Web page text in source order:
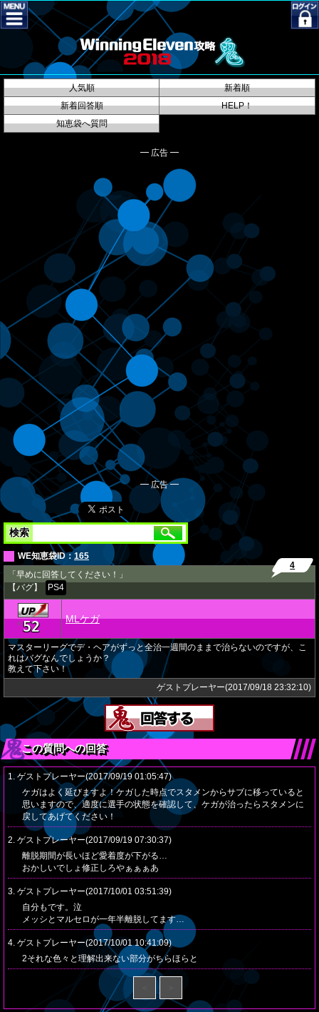
人気順
新着順
新着回答順
HELP！
知恵袋へ質問
━ 広告 ━
━ 広告 ━
検索
WE知恵袋ID： 165
「早めに回答してください！」
【バグ】
PS4
4
★52 MLケガ
マスターリーグでデ・ヘアがずっと全治一週間のままで治らないのですが、こ
れはバグなんでしょうか？
教えて下さい！
ゲストプレーヤー(2017/09/18 23:32:10)
この質問への回答
1. ゲストプレーヤー(2017/09/19 01:05:47)
ケガはよく延びますよ！ケガした時点でスタメンからサブに移っていると
思いますので、適度に選手の状態を確認して、ケガが治ったらスタメンに
戻してあげてください！
2. ゲストプレーヤー(2017/09/19 07:30:37)
離脱期間が長いほど愛着度が下がる…
おかしいでしょ修正しろやぁぁぁあ
3. ゲストプレーヤー(2017/10/01 03:51:39)
自分もです。泣
メッシとマルセロが一年半離脱してます…
4. ゲストプレーヤー(2017/10/01 10:41:09)
2それな色々と理解出来ない部分がちらほらと